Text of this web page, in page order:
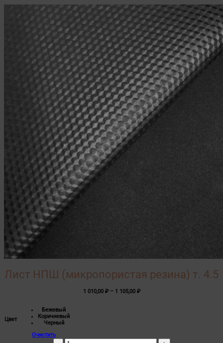
Лист НПШ (микропористая резина) т. 4.5
1 010,00 ₽ – 1 105,00 ₽Диапазон
Цвет
Бежевый
Коричневый
Черный
Очистить
Количество